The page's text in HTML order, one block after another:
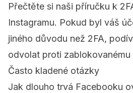
Přečtěte si naši příručku k
Instagramu. Pokud byl váš
jiného důvodu než 2FA,
odvolat proti
Často kladené otázky
Jak dlouho trvá Facebooku